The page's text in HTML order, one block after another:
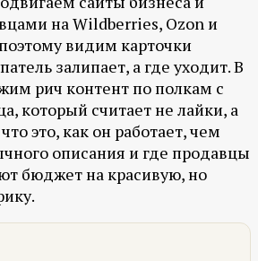
на Wildberries, Ozon и
видим карточки
залипает, а где уходит. В
рич контент по полкам с
который считает не лайки, а
это, как он работает, чем
описания и где продавцы
бюджет на красивую, но